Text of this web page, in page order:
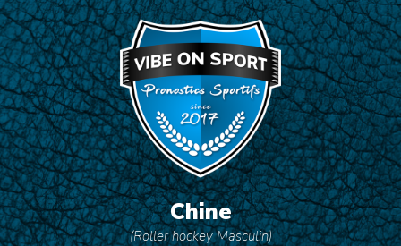
Chine
(Roller hockey Masculin)